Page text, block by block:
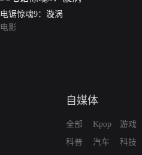
电锯惊魂9：漩涡
电影
自媒体
全部
科普
Kpop
汽车
游戏
科技